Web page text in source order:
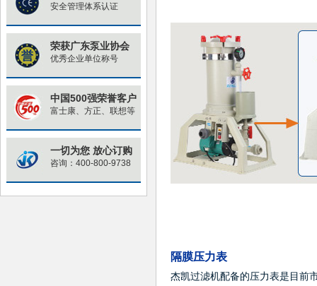
安全管理体系认证
荣获广东泵业协会
优秀企业单位称号
中国500强荣誉客户
富士康、方正、联想等
一切为您 放心订购
咨询：400-800-9738
隔膜压力表
杰凯过滤机配备的压力表是目前